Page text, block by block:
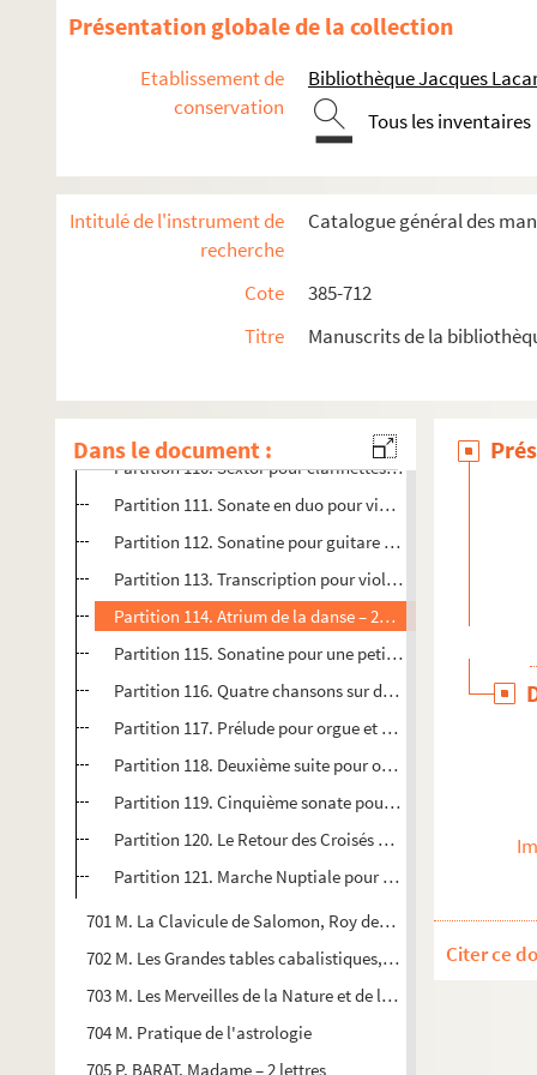
Présentation globale de la collection
Etablissement de
conservation
Bibliothèque Jacques
Tous les inventaires
Intitulé de l'instrument de
recherche
Catalogue général des
Cote
385-712
Titre
Manuscrits de la
Dans le document :
Partition 98. Opérette « Au chat en broche » en quatre
Partition 100. Messe pour choeur et orgue – Choeur et
Partition 101. Obsession – Etude pour piano
Partition 104. Le Beau Nero de Ravenne : petit ballet
Partition 105. Yogata quatrième suite – piano et
Partition 109. Adaptation pour piano et orchestre de la
Partition 110. Sextor pour clarinettes – 6 clarinettes et
Partition 111. Sonate en duo pour violoncelle et alto –
Partition 112. Sonatine pour guitare et clavecin – Guitare
Partition 113. Transcription pour violoncelle et orgue du
Partition 114. Atrium de la danse – 21 pièces de piano
Partition 115. Sonatine pour une petite clarinette (en mi
Partition 116. Quatre chansons sur des poèmes d'A.
Partition 117. Prélude pour orgue et trompette – Orgue et
Partition 118. Deuxième suite pour orgue – orgue
Partition 119. Cinquième sonate pour piano – piano
Partition 120. Le Retour des Croisés ou rencontre à
Partition 121. Marche Nuptiale pour orgue – orgue
701 M. La Clavicule de Salomon, Roy des Hebreux,
702 M. Les Grandes tables cabalistiques, Par le moyen des
703 M. Les Merveilles de la Nature et de l'Art. Tome premier
704 M. Pratique de l'astrologie
705 P. BARAT, Madame – 2 lettres
Citer ce